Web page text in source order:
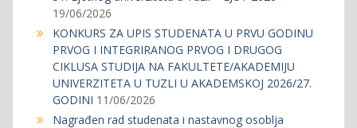
19/06/2026
KONKURS ZA UPIS STUDENATA U PRVU GODINU
PRVOG I INTEGRIRANOG PRVOG I DRUGOG
CIKLUSA STUDIJA NA FAKULTETE/AKADEMIJU
UNIVERZITETA U TUZLI U AKADEMSKOJ 2026/27.
GODINI 11/06/2026
Nagrađen rad studenata i nastavnog osoblja